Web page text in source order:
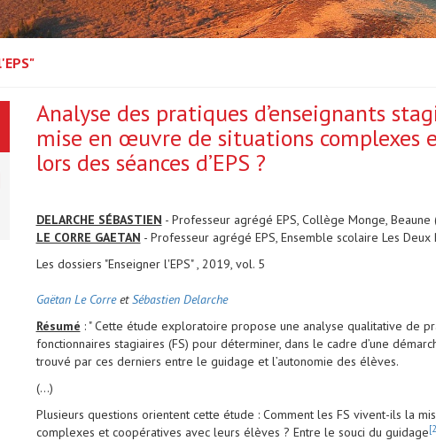
Analyse des pratiques d’enseignants
mise en œuvre de situations complexes
lors des séances d’EPS ?
DELARCHE SÉBASTIEN - Professeur agrégé EPS, Collège Monge, Beaune
LE CORRE GAETAN - Professeur agrégé EPS, Ensemble scolaire Les Deux
Les dossiers "Enseigner l'EPS" , 2019, vol. 5
Gaëtan Le CorreetSébastien Delarche
Résumé : " Cette étude exploratoire propose une analyse qualitative de
fonctionnaires stagiaires (FS) pour déterminer, dans le cadre d’une
trouvé par ces derniers entre le guidage et l’autonomie des élèves.
(...)
Plusieurs questions orientent cette étude : Comment les FS vivent-ils la
complexes et coopératives avec leurs élèves ? Entre le souci du guidage